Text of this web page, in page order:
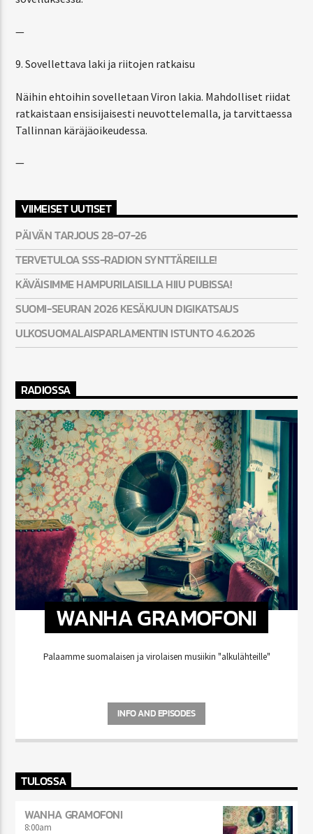
—
9. Sovellettava laki ja riitojen ratkaisu
Näihin ehtoihin sovelletaan Viron lakia. Mahdolliset riidat
ratkaistaan ensisijaisesti neuvottelemalla, ja tarvittaessa
Tallinnan käräjäoikeudessa.
—
VIIMEISET UUTISET
PÄIVÄN TARJOUS 28-07-26
TERVETULOA SSS-RADION SYNTTÄREILLE!
KÄVÄISIMME HAMPURILAISILLA HIIU PUBISSA!
SUOMI-SEURAN 2026 KESÄKUUN DIGIKATSAUS
ULKOSUOMALAISPARLAMENTIN ISTUNTO 4.6.2026
RADIOSSA
WANHA GRAMOFONI
Palaamme suomalaisen ja virolaisen musiikin "alkulähteille"
INFO AND EPISODES
TULOSSA
WANHA GRAMOFONI
8:00am